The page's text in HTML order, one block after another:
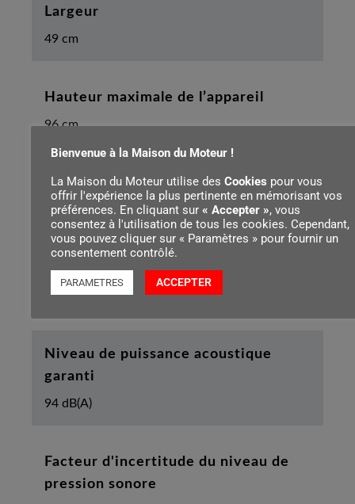
Largeur
49 cm
Hauteur maximale de l’appareil
96 cm
Longueur
64 cm
Niveau de pression sonore mesuré
87 dB(A)
Niveau de puissance acoustique
garanti
94 dB(A)
Facteur d'incertitude du niveau de
pression sonore
Bienvenue à la Maison du Moteur !
La Maison du Moteur utilise des Cookies pour vous
offrir l'expérience la plus pertinente en mémorisant vos
préférences. En cliquant sur « Accepter », vous
consentez à l'utilisation de tous les cookies. Cependant,
vous pouvez cliquer sur « Paramètres » pour fournir un
consentement contrôlé.
PARAMETRES ACCEPTER